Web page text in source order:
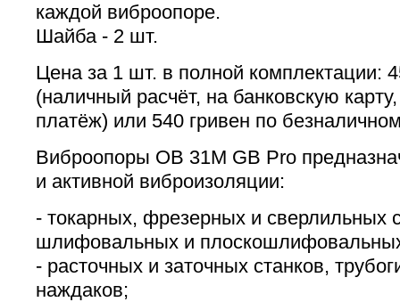
каждой виброопоре.
Шайба - 2 шт.
Цена за 1 шт. в полной комплектации:
(наличный расчёт, на банковскую
платёж) или 540 гривен по
Виброопоры ОВ 31М GB Pro
и активной виброизоляции:
- токарных, фрезерных и сверлильных
шлифовальных и
- расточных и заточных станков,
наждаков;